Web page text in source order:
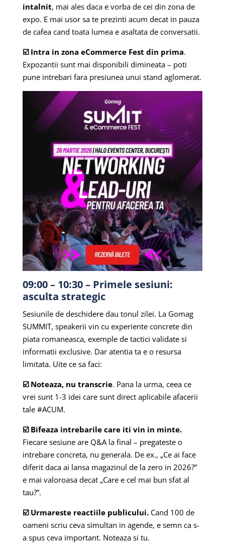
intalnit, mai ales daca e vorba de cei din zona de
expo. E mai usor sa te prezinti acum decat in pauza
de cafea cand toata lumea e asaltata de conversatii.
☑️ Intra in zona eCommerce Fest din prima.
Expozantii sunt mai disponibili dimineata – poti
pune intrebari fara presiunea unui stand aglomerat.
09:00 – 10:30 – Primele sesiuni:
asculta strategic
Sesiunile de deschidere dau tonul zilei. La Gomag
SUMMIT, speakerii vin cu experiente concrete din
piata romaneasca, exemple de tactici validate si
informatii exclusive. Dar atentia ta e o resursa
limitata. Uite ce sa faci:
☑️ Noteaza, nu transcrie. Pana la urma, ceea ce
vrei sunt 1-3 idei care sunt direct aplicabile afacerii
tale #ACUM.
☑️ Bifeaza intrebarile care iti vin in minte.
Fiecare sesiune are Q&A la final – pregateste o
intrebare concreta, nu generala. De ex., „Ce ai face
diferit daca ai lansa magazinul de la zero in 2026?”
e mai valoroasa decat „Care e cel mai bun sfat al
tau?”.
☑️ Urmareste reactiile publicului. Cand 100 de
oameni scriu ceva simultan in agende, e semn ca s-
a spus ceva important. Noteaza si tu.